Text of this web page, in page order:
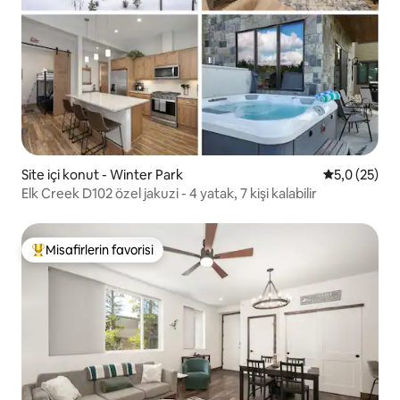
Site içi konut - Winter Park 5 üzerinden
5,0 (25)
Elk Creek D102 özel jakuzi - 4 yatak, 7 kişi kalabilir
Misafirlerin favorilerinden en beğenilenler arasında
Misafirlerin favorisi